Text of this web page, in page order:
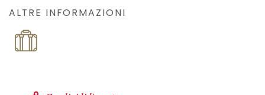
ALTRE INFORMAZIONI